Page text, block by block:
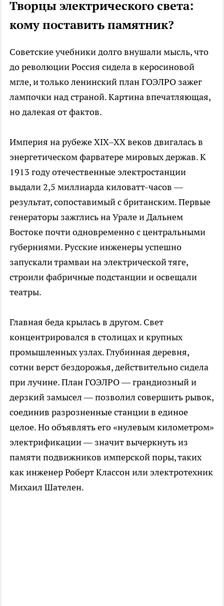
Творцы электрического света:
кому поставить памятник?
Советские учебники долго внушали мысль, что
до революции Россия сидела в керосиновой
мгле, и только ленинский план ГОЭЛРО зажег
лампочки над страной. Картина впечатляющая,
но далекая от фактов.
Империя на рубеже XIX–XX веков двигалась в
энергетическом фарватере мировых держав. К
1913 году отечественные электростанции
выдали 2,5 миллиарда киловатт-часов —
результат, сопоставимый с британским. Первые
генераторы зажглись на Урале и Дальнем
Востоке почти одновременно с центральными
губерниями. Русские инженеры успешно
запускали трамваи на электрической тяге,
строили фабричные подстанции и освещали
театры.
Главная беда крылась в другом. Свет
концентрировался в столицах и крупных
промышленных узлах. Глубинная деревня,
сотни верст бездорожья, действительно сидела
при лучине. План ГОЭЛРО — грандиозный и
дерзкий замысел — позволил совершить рывок,
соединив разрозненные станции в единое
целое. Но объявлять его «нулевым километром»
электрификации — значит вычеркнуть из
памяти подвижников имперской поры, таких
как инженер Роберт Классон или электротехник
Михаил Шателен.